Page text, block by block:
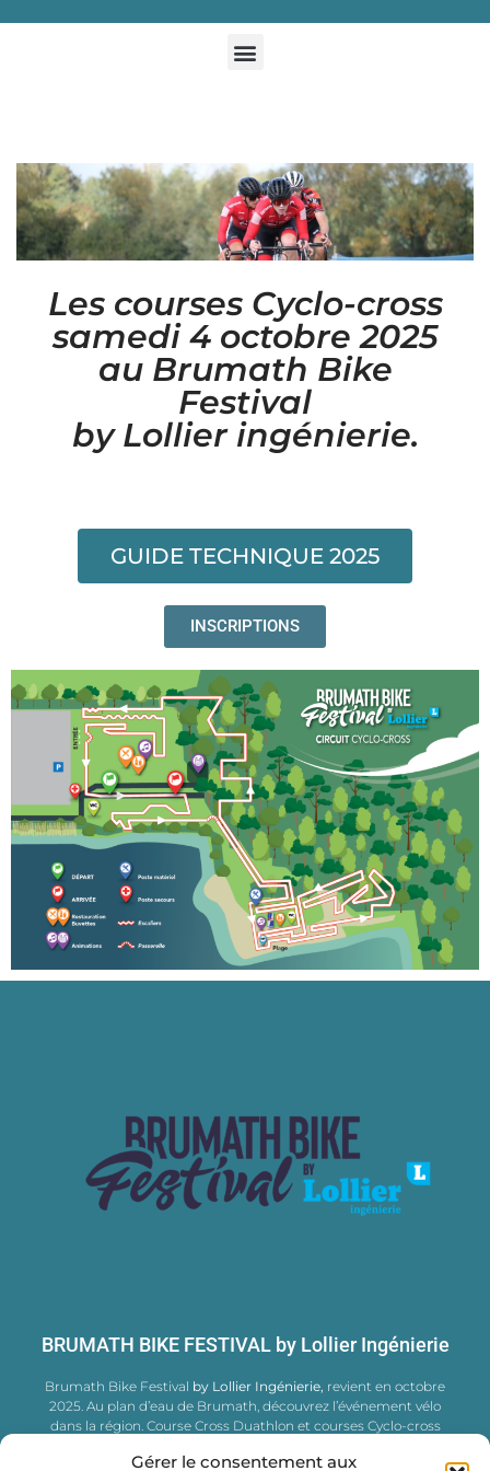
Gérer le consentement aux
Les courses Cyclo-cross
samedi 4 octobre 2025
au Brumath Bike
Festival
by Lollier ingénierie.
GUIDE TECHNIQUE 2025
INSCRIPTIONS
BRUMATH BIKE FESTIVAL by Lollier Ingénierie
Brumath Bike Festival by Lollier Ingénierie, revient en octobre
2025. Au plan d’eau de Brumath, découvrez l’événement vélo
dans la région. Course Cross Duathlon et courses Cyclo-cross
et aussi des initiations pour les plus jeunes.